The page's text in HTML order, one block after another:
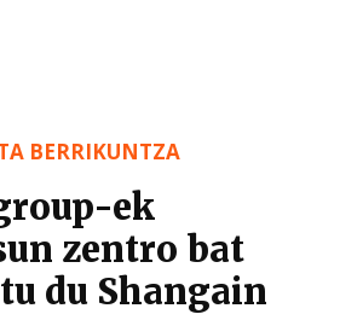
BERRIKUNTZA
ek
zentro bat
du Shangain